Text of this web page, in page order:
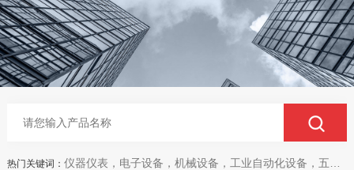
热门关键词： 仪器仪表，电子设备，机械设备，工业自动化设备，五金产品，电线电缆，金属材料，电子